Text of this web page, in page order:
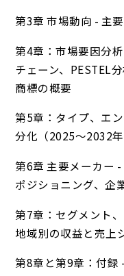
第3章 市場動向 - 主
第4章：市場要因分
チェーン、PESTEL
商標の概要
第5章：タイプ、エ
分化（2025～2032年
第6章 主要メーカー
ポジショニング、企
第7章：セグメント
地域別の収益と売上
第8章と第9章：付録